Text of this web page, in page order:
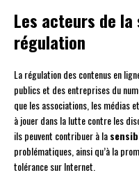
Les acteurs de
régulation
La régulation des contenus en
publics et des entreprises du
que les associations, les médias
à jouer dans la lutte contre les
ils peuvent contribuer à la
problématiques, ainsi qu’à la
tolérance sur Internet.